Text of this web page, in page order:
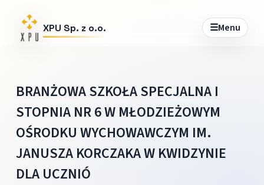
XPU Sp. z o.o. ☰Menu
BRANŻOWA SZKOŁA SPECJALNA I
STOPNIA NR 6 W MŁODZIEŻOWYM
OŚRODKU WYCHOWAWCZYM IM.
JANUSZA KORCZAKA W KWIDZYNIE
DLA UCZNIÓ